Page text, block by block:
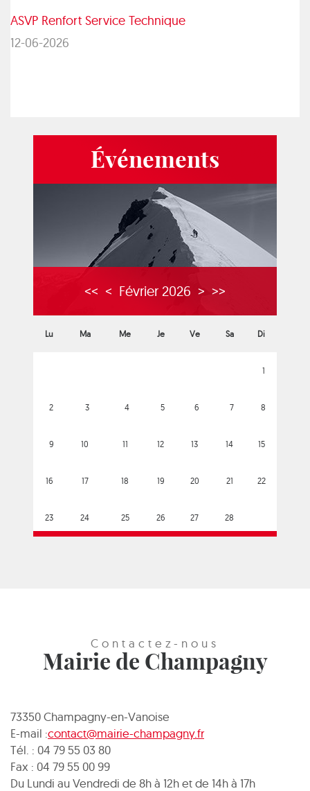
ASVP Renfort Service Technique
12-06-2026
Événements
<< < Février 2026 > >>
Lu Ma Me Je Ve Sa Di
1
2 3 4 5 6 7 8
9 10 11 12 13 14 15
16 17 18 19 20 21 22
23 24 25 26 27 28
Contactez-nous
Mairie de Champagny
73350 Champagny-en-Vanoise
E-mail :contact@mairie-champagny.fr
Tél. : 04 79 55 03 80
Fax : 04 79 55 00 99
Du Lundi au Vendredi de 8h à 12h et de 14h à 17h